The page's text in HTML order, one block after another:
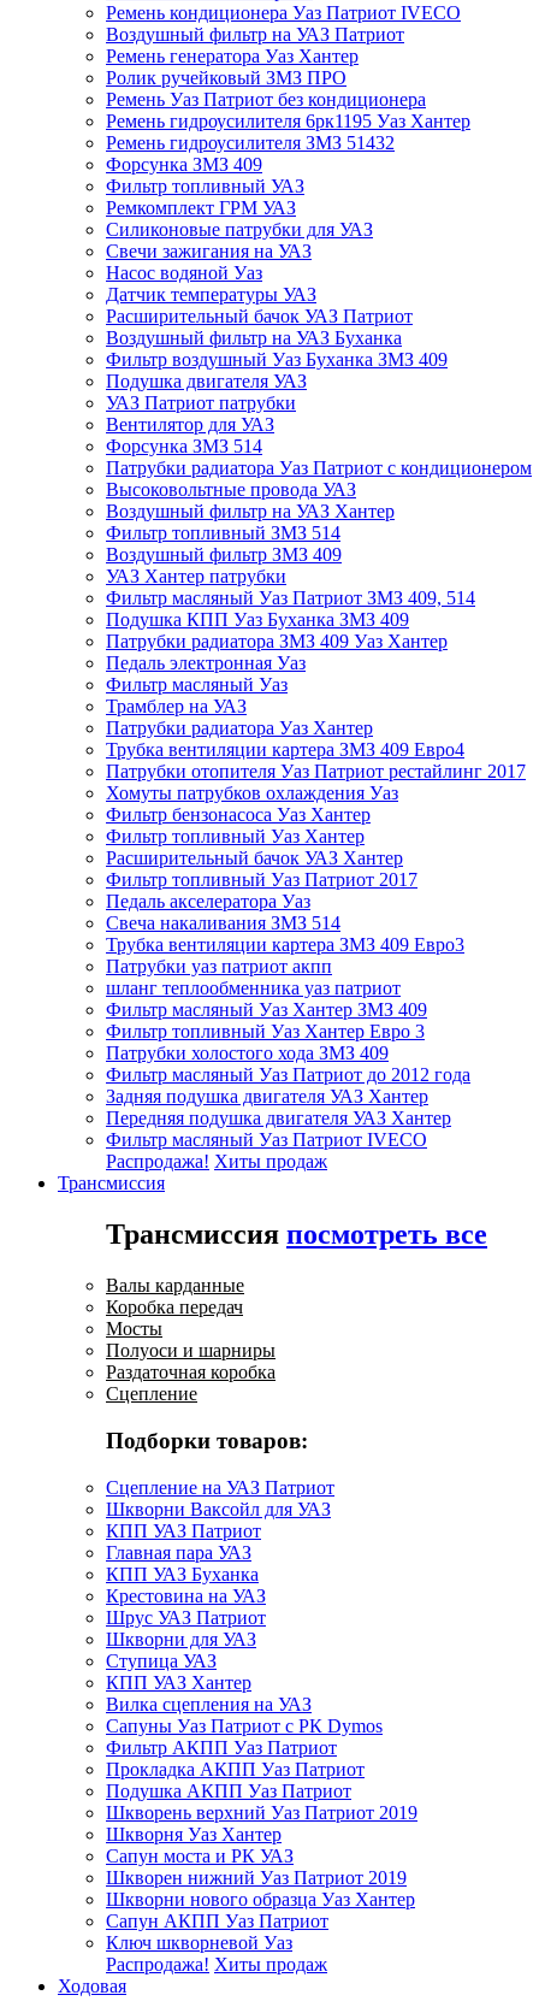
Ремень кондиционера Уаз Патриот IVECO
Воздушный фильтр на УАЗ Патриот
Ремень генератора Уаз Хантер
Ролик ручейковый ЗМЗ ПРО
Ремень Уаз Патриот без кондиционера
Ремень гидроусилителя 6рк1195 Уаз Хантер
Ремень гидроусилителя ЗМЗ 51432
Форсунка ЗМЗ 409
Фильтр топливный УАЗ
Ремкомплект ГРМ УАЗ
Силиконовые патрубки для УАЗ
Свечи зажигания на УАЗ
Насос водяной Уаз
Датчик температуры УАЗ
Расширительный бачок УАЗ Патриот
Воздушный фильтр на УАЗ Буханка
Фильтр воздушный Уаз Буханка ЗМЗ 409
Подушка двигателя УАЗ
УАЗ Патриот патрубки
Вентилятор для УАЗ
Форсунка ЗМЗ 514
Патрубки радиатора Уаз Патриот с кондиционером
Высоковольтные провода УАЗ
Воздушный фильтр на УАЗ Хантер
Фильтр топливный ЗМЗ 514
Воздушный фильтр ЗМЗ 409
УАЗ Хантер патрубки
Фильтр масляный Уаз Патриот ЗМЗ 409, 514
Подушка КПП Уаз Буханка ЗМЗ 409
Патрубки радиатора ЗМЗ 409 Уаз Хантер
Педаль электронная Уаз
Фильтр масляный Уаз
Трамблер на УАЗ
Патрубки радиатора Уаз Хантер
Трубка вентиляции картера ЗМЗ 409 Евро4
Патрубки отопителя Уаз Патриот рестайлинг 2017
Хомуты патрубков охлаждения Уаз
Фильтр бензонасоса Уаз Хантер
Фильтр топливный Уаз Хантер
Расширительный бачок УАЗ Хантер
Фильтр топливный Уаз Патриот 2017
Педаль акселератора Уаз
Свеча накаливания ЗМЗ 514
Трубка вентиляции картера ЗМЗ 409 Евро3
Патрубки уаз патриот акпп
шланг теплообменника уаз патриот
Фильтр масляный Уаз Хантер ЗМЗ 409
Фильтр топливный Уаз Хантер Евро 3
Патрубки холостого хода ЗМЗ 409
Фильтр масляный Уаз Патриот до 2012 года
Задняя подушка двигателя УАЗ Хантер
Передняя подушка двигателя УАЗ Хантер
Фильтр масляный Уаз Патриот IVECO
Распродажа! Хиты продаж
Трансмиссия
Трансмиссия посмотреть все
Валы карданные
Коробка передач
Мосты
Полуоси и шарниры
Раздаточная коробка
Сцепление
Подборки товаров:
Сцепление на УАЗ Патриот
Шкворни Ваксойл для УАЗ
КПП УАЗ Патриот
Главная пара УАЗ
КПП УАЗ Буханка
Крестовина на УАЗ
Шрус УАЗ Патриот
Шкворни для УАЗ
Ступица УАЗ
КПП УАЗ Хантер
Вилка сцепления на УАЗ
Сапуны Уаз Патриот с РК Dymos
Фильтр АКПП Уаз Патриот
Прокладка АКПП Уаз Патриот
Подушка АКПП Уаз Патриот
Шкворень верхний Уаз Патриот 2019
Шкворня Уаз Хантер
Сапун моста и РК УАЗ
Шкворен нижний Уаз Патриот 2019
Шкворни нового образца Уаз Хантер
Сапун АКПП Уаз Патриот
Ключ шкворневой Уаз
Распродажа! Хиты продаж
Ходовая